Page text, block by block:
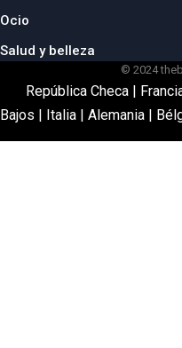
Ocio
Salud y belleza
© 2024
República Checa|
Bajos | Italia | Alemania |